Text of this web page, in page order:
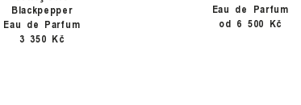
Blackpepper
Eau de Parfum
3 350 Kč
Eau de Parfum
od 6 500 Kč